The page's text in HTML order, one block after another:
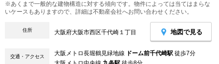
※あくまで一般的な建物構造に対する傾向です。物件によっては当てはまらな
いケースもありますので、詳細は不動産会社へお問い合わせください。
住所 大阪府大阪市西区千代崎１丁目 地図で見る
交通・アクセス 大阪メトロ長堀鶴見緑地線 ドーム前千代崎駅 徒歩7分